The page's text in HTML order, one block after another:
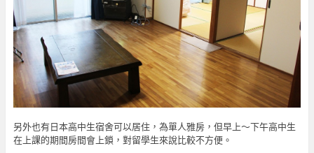
另外也有日本高中生宿舍可以居住，為單人雅房，但早上～下午高中生
在上課的期間房間會上鎖，對留學生來說比較不方便。